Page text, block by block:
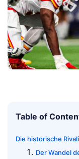
Table of
Die historische
Der Wandel